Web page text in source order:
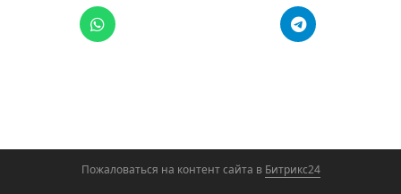
Пожаловаться на контент cайта в Битрикс24